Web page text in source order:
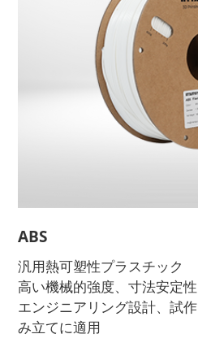
ABS
汎用熱可塑性プラスチック
高い機械的強度、寸法安定
エンジニアリング設計、試
み立てに適用